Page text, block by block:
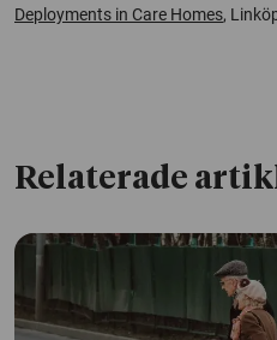
Deployments in Care Homes,
Relaterade